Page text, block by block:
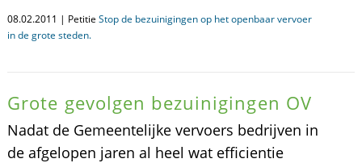
08.02.2011 | Petitie Stop de bezuinigingen op het openbaar vervoer
in de grote steden.
Grote gevolgen bezuinigingen OV
Nadat de Gemeentelijke vervoers bedrijven in
de afgelopen jaren al heel wat efficientie